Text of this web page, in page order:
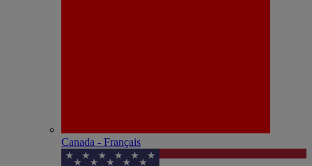
Canada - Français